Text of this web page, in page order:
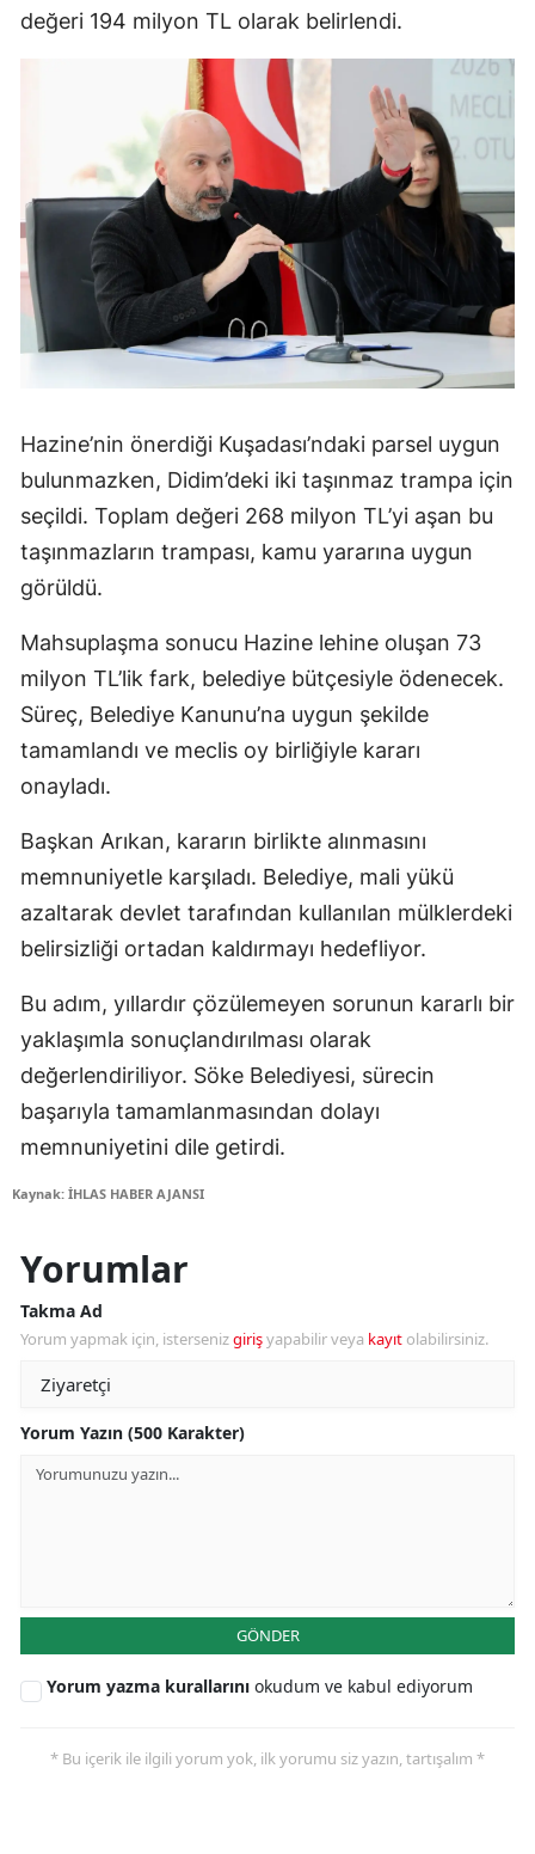
değeri 194 milyon TL olarak belirlendi.
Hazine’nin önerdiği Kuşadası’ndaki parsel uygun
bulunmazken, Didim’deki iki taşınmaz trampa için
seçildi. Toplam değeri 268 milyon TL’yi aşan bu
taşınmazların trampası, kamu yararına uygun
görüldü.
Mahsuplaşma sonucu Hazine lehine oluşan 73
milyon TL’lik fark, belediye bütçesiyle ödenecek.
Süreç, Belediye Kanunu’na uygun şekilde
tamamlandı ve meclis oy birliğiyle kararı
onayladı.
Başkan Arıkan, kararın birlikte alınmasını
memnuniyetle karşıladı. Belediye, mali yükü
azaltarak devlet tarafından kullanılan mülklerdeki
belirsizliği ortadan kaldırmayı hedefliyor.
Bu adım, yıllardır çözülemeyen sorunun kararlı bir
yaklaşımla sonuçlandırılması olarak
değerlendiriliyor. Söke Belediyesi, sürecin
başarıyla tamamlanmasından dolayı
memnuniyetini dile getirdi.
Kaynak: İHLAS HABER AJANSI
Yorumlar
Takma Ad
Yorum yapmak için, istersenizgirişyapabilir veya kayıt olabilirsiniz.
Yorum Yazın (500 Karakter)
GÖNDER
Yorum yazma kurallarını okudum ve kabul ediyorum
* Bu içerik ile ilgili yorum yok, ilk yorumu siz yazın, tartışalım *